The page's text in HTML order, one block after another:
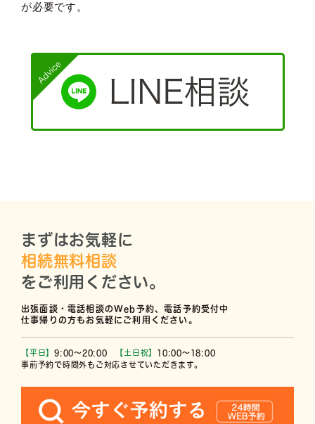
が必要です。
まずはお気軽に
相続無料相談
をご利用ください。
出張面談・電話相談のWeb予約、電話予約受付中
仕事帰りの方もお気軽にご利用ください。
【平日】 9:00〜20:00 【土日祝】 10:00〜18:00
事前予約で時間外もご対応させていただきます。